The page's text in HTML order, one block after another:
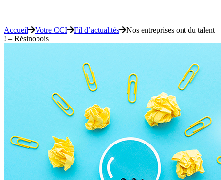
Accueil Votre CCI Fil d’actualités
Nos entreprises ont du talent
! – Résinobois